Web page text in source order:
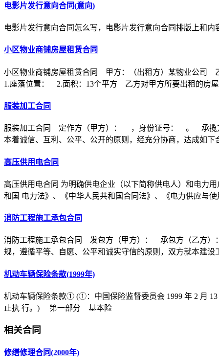
电影片发行意向合同(意向)
电影片发行意向合同怎么写，电影片发行意向合同排版上和
小区物业商铺房屋租赁合同
小区物业商铺房屋租赁合同 甲方：（出租方）某物业公司
1.座落位置： 2.面积：13个平方 乙方对甲方所要出租的房
服装加工合同
服装加工合同 定作方（甲方）： ，身份证号： 。 承揽
本着诚信、互利、公平、公开的原则，经充分协商，达成如下
高压供用电合同
高压供用电合同 为明确供电企业（以下简称供电人）和电力
和国 电力法》、《中华人民共和国合同法》、《电力供应与
消防工程施工承包合同
消防工程施工承包合同 发包方（甲方）： 承包方（乙方）
规，遵循平等、自愿、公平和诚实守信的原则，双方就本建设
机动车辆保险条款(1999年)
机动车辆保险条款① (①：中国保险监督委员会 1999 年 2 月
止执 行。) 第一部分 基本险
相关合同
修缮修理合同(2000年)